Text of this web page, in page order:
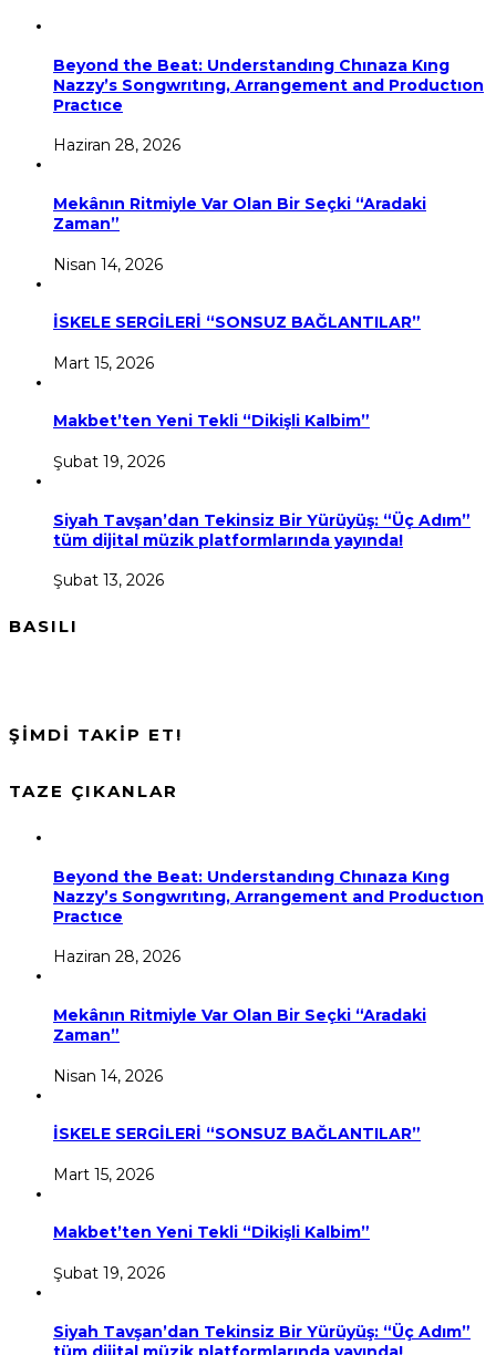
Beyond the Beat: Understandıng Chınaza Kıng
Nazzy’s Songwrıtıng, Arrangement and Productıon
Practıce
Haziran 28, 2026
Mekânın Ritmiyle Var Olan Bir Seçki “Aradaki
Zaman”
Nisan 14, 2026
İSKELE SERGİLERİ “SONSUZ BAĞLANTILAR”
Mart 15, 2026
Makbet’ten Yeni Tekli “Dikişli Kalbim”
Şubat 19, 2026
Siyah Tavşan’dan Tekinsiz Bir Yürüyüş: “Üç Adım”
tüm dijital müzik platformlarında yayında!
Şubat 13, 2026
BASILI
ŞİMDİ TAKİP ET!
TAZE ÇIKANLAR
Beyond the Beat: Understandıng Chınaza Kıng
Nazzy’s Songwrıtıng, Arrangement and Productıon
Practıce
Haziran 28, 2026
Mekânın Ritmiyle Var Olan Bir Seçki “Aradaki
Zaman”
Nisan 14, 2026
İSKELE SERGİLERİ “SONSUZ BAĞLANTILAR”
Mart 15, 2026
Makbet’ten Yeni Tekli “Dikişli Kalbim”
Şubat 19, 2026
Siyah Tavşan’dan Tekinsiz Bir Yürüyüş: “Üç Adım”